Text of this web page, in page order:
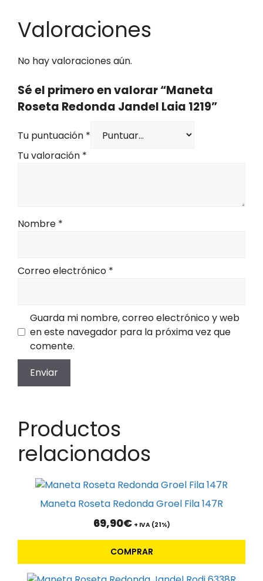
Valoraciones
No hay valoraciones aún.
Sé el primero en valorar “Maneta
Roseta Redonda Jandel Laia 1219”
Tu puntuación *
Tu valoración *
Nombre *
Correo electrónico *
Guarda mi nombre, correo electrónico y web
en este navegador para la próxima vez que
comente.
Productos
relacionados
Maneta Roseta Redonda Groel Fila 147R
69,90€ + IVA (21%)
COMPRAR